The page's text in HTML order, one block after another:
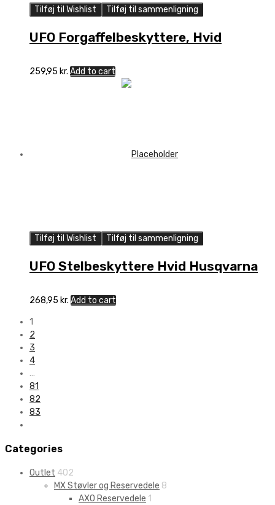
Tilføj til Wishlist Tilføj til sammenligning
UFO Forgaffelbeskyttere, Hvid
259,95 kr. Add to cart
Tilføj til Wishlist Tilføj til sammenligning
UFO Stelbeskyttere Hvid Husqvarna
268,95 kr. Add to cart
1
2
3
4
…
81
82
83
Categories
Outlet 402
MX Støvler og Reservedele 8
AXO Reservedele 1